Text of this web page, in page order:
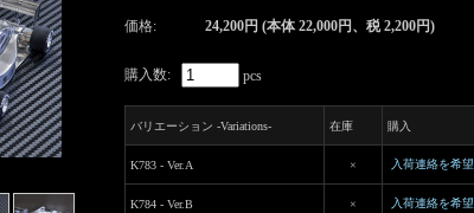
価格: 24,200円 (本体 22,000円、税 2,200円)
購入数: pcs
バリエーション -Variations- 在庫 購入
K783 - Ver.A × 入荷連絡を希望
K784 - Ver.B × 入荷連絡を希望